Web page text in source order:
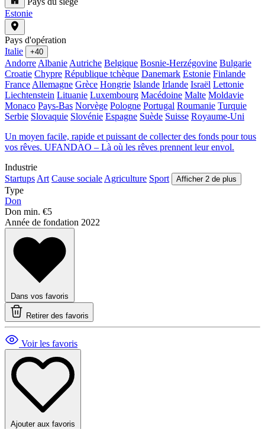
Estonie
Pays d'opération
Italie
+40
Andorre Albanie Autriche Belgique Bosnie-Herzégovine Bulgarie
Croatie Chypre République tchèque Danemark Estonie Finlande
France Allemagne Grèce Hongrie Islande Irlande Israël Lettonie
Liechtenstein Lituanie Luxembourg Macédoine Malte Moldavie
Monaco Pays-Bas Norvège Pologne Portugal Roumanie Turquie
Serbie Slovaquie Slovénie Espagne Suède Suisse Royaume-Uni
Un moyen facile, rapide et puissant de collecter des fonds pour tous
vos rêves. UFANDAO – Là où les rêves prennent leur envol.
Industrie
Startups Art Cause sociale Agriculture Sport Afficher 2 de plus
Type
Don
Don min. €5
Année de fondation 2022
Dans vos favoris
Retirer des favoris
Voir les favoris
Ajouter aux favoris